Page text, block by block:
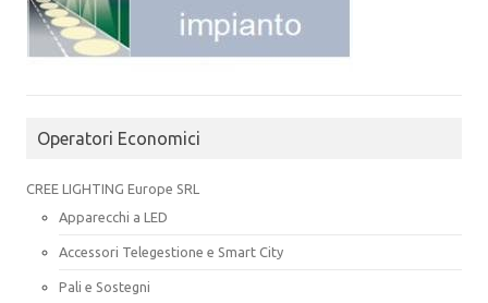
Operatori Economici
CREE LIGHTING Europe SRL
Apparecchi a LED
Accessori Telegestione e Smart City
Pali e Sostegni